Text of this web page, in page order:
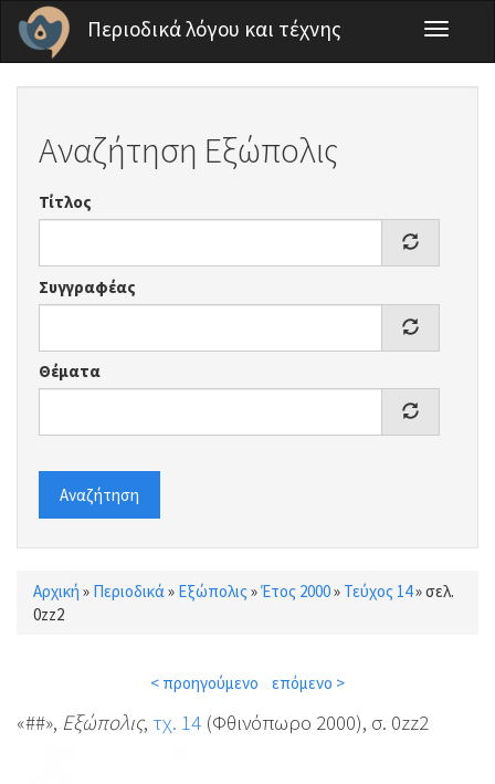
Παράκαμψη προς το κυρίως περιεχόμενο
Περιοδικά λόγου και τέχνης
Toggle
Αναζήτηση Εξώπολις
Τίτλος
Συγγραφέας
Θέματα
Αναζήτηση
Είστε εδώ
Αρχική » Περιοδικά» Εξώπολις »Έτος 2000» Τεύχος 14»σελ.
0zz2
< προηγούμενο επόμενο >
«##», Εξώπολις, τχ. 14 (Φθινόπωρο 2000), σ. 0zz2